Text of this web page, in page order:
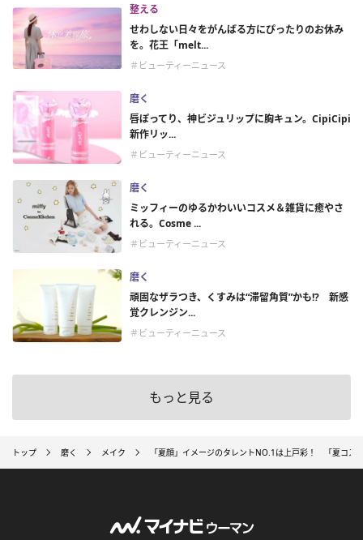
整える
せわしない日々をがんばる方にぴったりのお休み
を。花王「melt...
＃ビューティーニュース
磨く
唇ぽってり、神ビジュリップに胸キュン。CipiCipi
新作リッ...
＃ビューティーニュース
磨く
ミッフィーのゆるかわいいコスメ＆雑貨に癒やさ
れる。Cosme ...
＃ビューティーニュース
磨く
頑固なザラつき、くすみは“滞留角質”かも!? 新感
覚クレンジン...
＃ビューティーニュース
もっと見る
トップ 磨く メイク 「夏顔」イメージのタレントNO.1は上戸彩！ 「夏コス